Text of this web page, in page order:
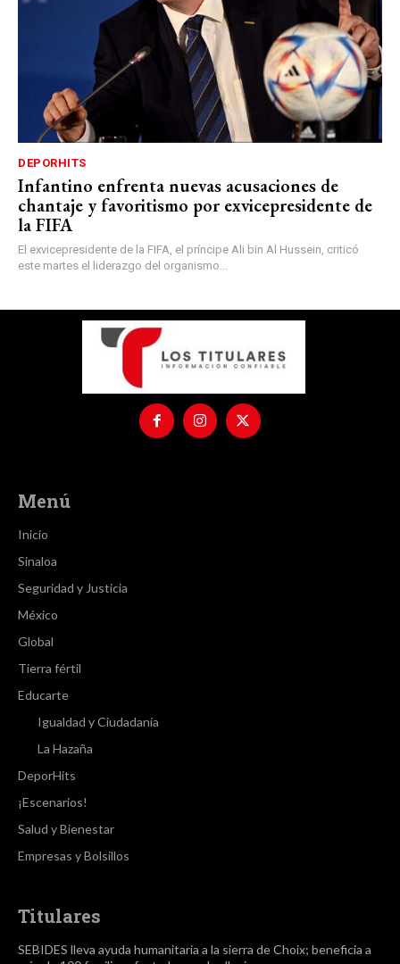
DEPORHITS
Infantino enfrenta nuevas acusaciones de
chantaje y favoritismo por exvicepresidente de
la FIFA
El exvicepresidente de la FIFA, el príncipe Ali bin Al Hussein, criticó
este martes el liderazgo del organismo...
Menú
Inicio
Sinaloa
Seguridad y Justicia
México
Global
Tierra fértil
Educarte
Igualdad y Ciudadanía
La Hazaña
DeporHits
¡Escenarios!
Salud y Bienestar
Empresas y Bolsillos
Titulares
SEBIDES lleva ayuda humanitaria a la sierra de Choix; beneficia a